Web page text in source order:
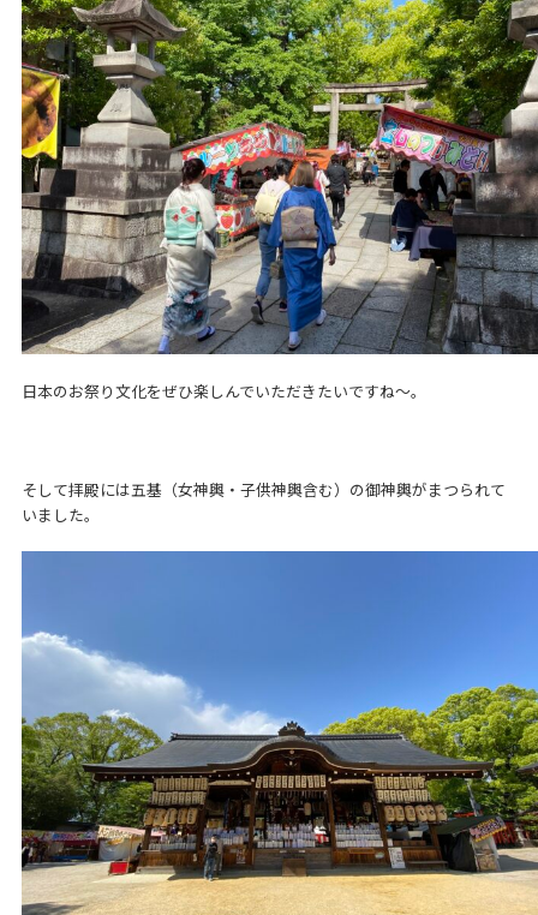
日本のお祭り文化をぜひ楽しんでいただきたいですね～。
そして拝殿には五基（女神輿・子供神輿含む）の御神輿がまつられて
いました。